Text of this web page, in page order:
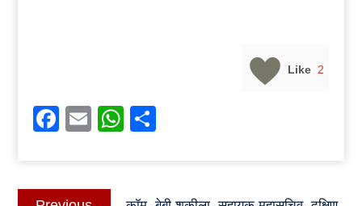
Like 2
Facebook
EmailWhatsApp
Post
Previous